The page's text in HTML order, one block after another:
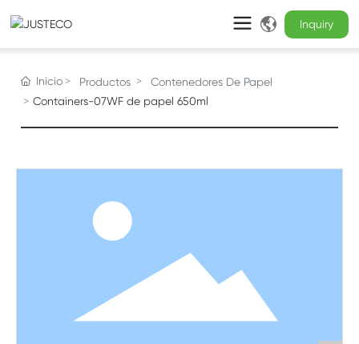
Inicio Productos
Contenedores De Papel
Containers-07WF de papel 650ml